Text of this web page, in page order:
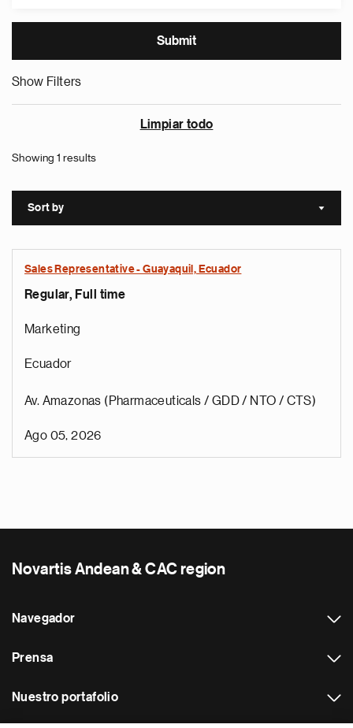
Show Filters
Limpiar todo
Showing 1 results
Sort by Sort
Sales Representative - Guayaquil, Ecuador
Regular, Full time
Marketing
Ecuador
Av. Amazonas (Pharmaceuticals / GDD / NTO / CTS)
Ago 05, 2026
Novartis Andean & CAC region
Navegador
Prensa
Nuestro portafolio